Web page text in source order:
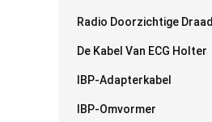
Radio Doorzichtige Draad
De Kabel Van ECG Holter
IBP-Adapterkabel
IBP-Omvormer